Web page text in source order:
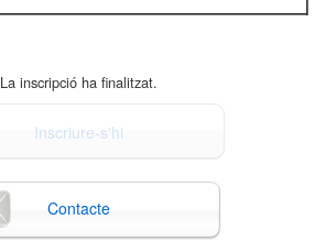
La inscripció ha finalitzat.
Inscriure-s'hi
Contacte